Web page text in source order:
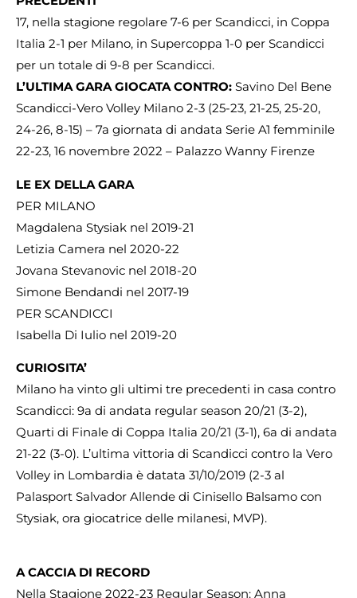
17, nella stagione regolare 7-6 per Scandicci, in Coppa
Italia 2-1 per Milano, in Supercoppa 1-0 per Scandicci
per un totale di 9-8 per Scandicci.
L’ULTIMA GARA GIOCATA CONTRO: Savino Del Bene
Scandicci-Vero Volley Milano 2-3 (25-23, 21-25, 25-20,
24-26, 8-15) – 7a giornata di andata Serie A1 femminile
22-23, 16 novembre 2022 – Palazzo Wanny Firenze
LE EX DELLA GARA
PER MILANO
Magdalena Stysiak nel 2019-21
Letizia Camera nel 2020-22
Jovana Stevanovic nel 2018-20
Simone Bendandi nel 2017-19
PER SCANDICCI
Isabella Di Iulio nel 2019-20
CURIOSITA’
Milano ha vinto gli ultimi tre precedenti in casa contro
Scandicci: 9a di andata regular season 20/21 (3-2),
Quarti di Finale di Coppa Italia 20/21 (3-1), 6a di andata
21-22 (3-0). L’ultima vittoria di Scandicci contro la Vero
Volley in Lombardia è datata 31/10/2019 (2-3 al
Palasport Salvador Allende di Cinisello Balsamo con
Stysiak, ora giocatrice delle milanesi, MVP).
A CACCIA DI RECORD
Nella Stagione 2022-23 Regular Season: Anna